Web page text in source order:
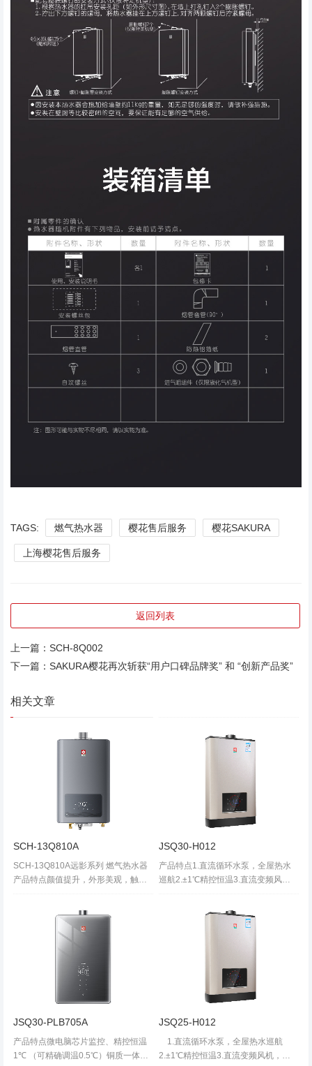
TAGS: 燃气热水器 樱花售后服务 樱花SAKURA
上海樱花售后服务
返回列表
上一篇： SCH-8Q002
下一篇： SAKURA樱花再次斩获“用户口碑品牌奖” 和 “创新产品奖”
相关文章
SCH-13Q810A
SCH-13Q810A远影系列 燃气热水器
产品特点颜值提升，外形美观，触感
变频电机，燃烧稳定、热效率高；零
冷水功能，热水即开即来；搭载天...
JSQ30-H012
产品特点1.直流循环水泵，全屋热水
巡航2.±1℃精控恒温3.直流变频风
JSQ30-PLB705A
产品特点微电脑芯片监控、精控恒温
1℃ （可精确调温0.5℃）铜质一体式
JSQ25-H012
1.直流循环水泵，全屋热水巡航
2.±1℃精控恒温3.直流变频风机，可